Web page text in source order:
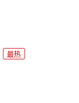
最热